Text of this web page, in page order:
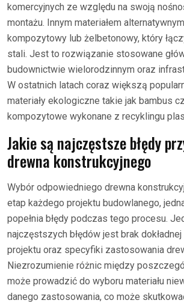
komercyjnych ze względu na swoją
montażu. Innym materiałem
kompozytowy lub żelbetonowy, który
stali. Jest to rozwiązanie stosowane
budownictwie wielorodzinnym oraz
W ostatnich latach coraz większą
materiały ekologiczne takie jak bambus
kompozytowe wykonane z recyklingu
Jakie są najczęstsze błędy
drewna konstrukcyjnego
Wybór odpowiedniego drewna
etap każdego projektu budowlanego,
popełnia błędy podczas tego procesu.
najczęstszych błędów jest brak
projektu oraz specyfiki zastosowania
Niezrozumienie różnic między
może prowadzić do wyboru materiału
danego zastosowania, co może